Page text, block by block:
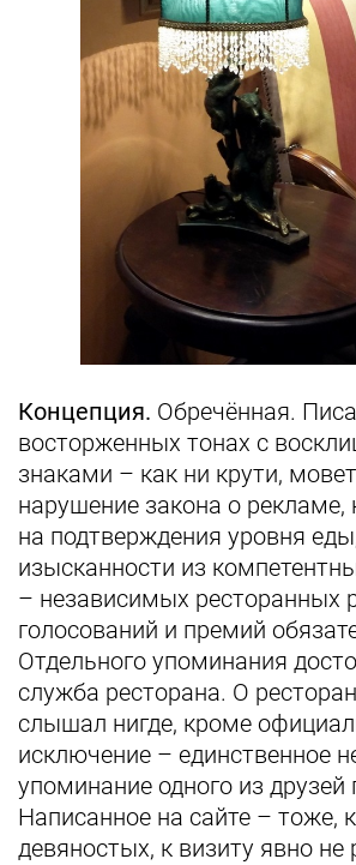
Концепция. Обречённая.
восторженных тонах с
знаками – как ни крути,
нарушение закона о рекламе,
на подтверждения уровня
изысканности из
– независимых ресторанных
голосований и премий
Отдельного упоминания
служба ресторана. О
слышал нигде, кроме
исключение – единственное
упоминание одного из друзей
Написанное на сайте – тоже,
девяностых, к визиту явно не